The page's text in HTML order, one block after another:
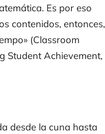
Es por eso
contenidos, entonces,
(Classroom
Student Achievement,
desde la cuna hasta